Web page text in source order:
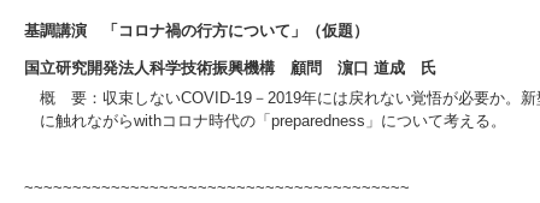
基調講演 「コロナ禍の行方について」（仮題）
国立研究開発法人科学技術振興機構 顧問 濵口 道成 氏
概 要：収束しないCOVID-19－2019年には戻れない覚悟が必要か。
に触れながらwithコロナ時代の「preparedness」について考える。
~~~~~~~~~~~~~~~~~~~~~~~~~~~~~~~~~~~~~~~~